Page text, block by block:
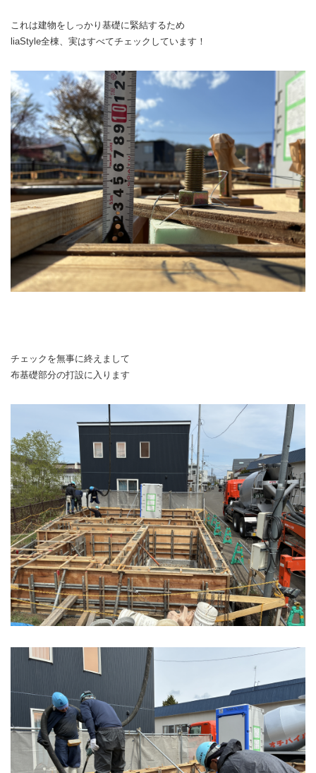
これは建物をしっかり基礎に緊結するため
liaStyle全棟、実はすべてチェックしています！
チェックを無事に終えまして
布基礎部分の打設に入ります